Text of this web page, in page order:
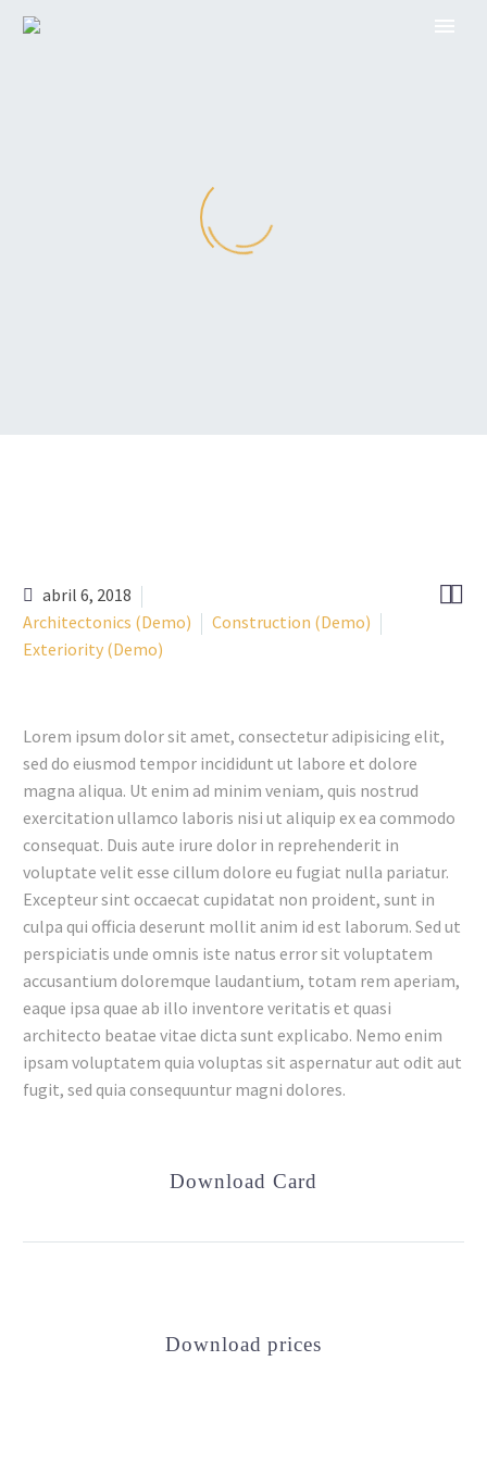

abril 6, 2018
Architectonics (Demo)
Construction (Demo)
Exteriority (Demo)
Lorem ipsum dolor sit amet, consectetur adipisicing elit,
sed do eiusmod tempor incididunt ut labore et dolore
magna aliqua. Ut enim ad minim veniam, quis nostrud
exercitation ullamco laboris nisi ut aliquip ex ea commodo
consequat. Duis aute irure dolor in reprehenderit in
voluptate velit esse cillum dolore eu fugiat nulla pariatur.
Excepteur sint occaecat cupidatat non proident, sunt in
culpa qui officia deserunt mollit anim id est laborum. Sed ut
perspiciatis unde omnis iste natus error sit voluptatem
accusantium doloremque laudantium, totam rem aperiam,
eaque ipsa quae ab illo inventore veritatis et quasi
architecto beatae vitae dicta sunt explicabo. Nemo enim
ipsam voluptatem quia voluptas sit aspernatur aut odit aut
fugit, sed quia consequuntur magni dolores.
Download Card
Download prices